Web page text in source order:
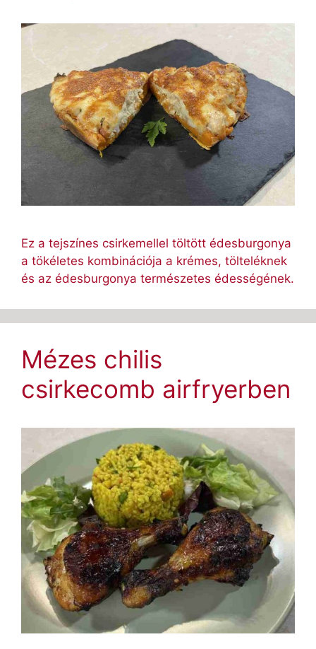
Ez a tejszínes csirkemellel töltött édesburgonya
a tökéletes kombinációja a krémes, tölteléknek
és az édesburgonya természetes édességének.
Mézes chilis
csirkecomb airfryerben